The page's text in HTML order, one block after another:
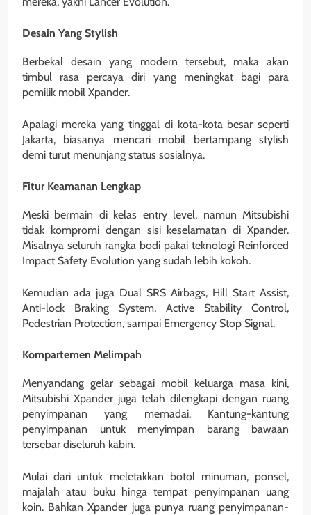
Desain Yang Stylish
Berbekal desain yang modern tersebut, maka akan
timbul rasa percaya diri yang meningkat bagi para
pemilik mobil Xpander.
Apalagi mereka yang tinggal di kota-kota besar seperti
Jakarta, biasanya mencari mobil bertampang stylish
demi turut menunjang status sosialnya.
Fitur Keamanan Lengkap
Meski bermain di kelas entry level, namun Mitsubishi
tidak kompromi dengan sisi keselamatan di Xpander.
Misalnya seluruh rangka bodi pakai teknologi Reinforced
Impact Safety Evolution yang sudah lebih kokoh.
Kemudian ada juga Dual SRS Airbags, Hill Start Assist,
Anti-lock Braking System, Active Stability Control,
Pedestrian Protection, sampai Emergency Stop Signal.
Kompartemen Melimpah
Menyandang gelar sebagai mobil keluarga masa kini,
Mitsubishi Xpander juga telah dilengkapi dengan ruang
penyimpanan yang memadai. Kantung-kantung
penyimpanan untuk menyimpan barang bawaan
tersebar diseluruh kabin.
Mulai dari untuk meletakkan botol minuman, ponsel,
majalah atau buku hinga tempat penyimpanan uang
koin. Bahkan Xpander juga punya ruang penyimpanan-